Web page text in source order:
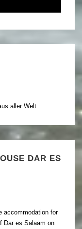
aller Welt
DAR ES
accommodation for
Dar es Salaam on